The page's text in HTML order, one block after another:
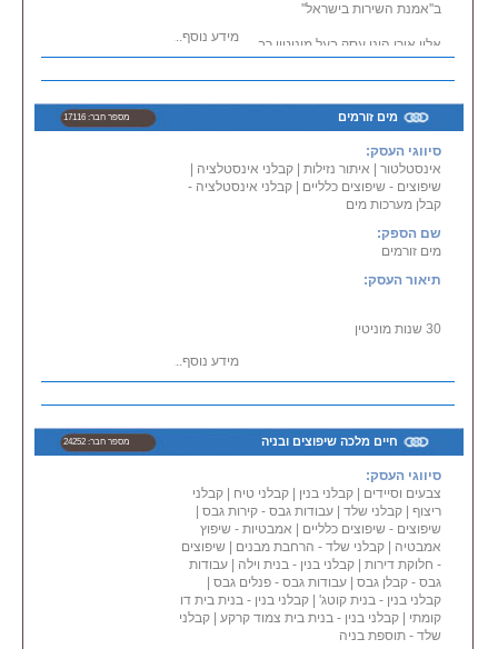
ב''אמנת השירות בישראל''
אלון אורן הינו עסק בעל מוניטין רב
שנים של שרות, איכות ומקצועיות
בענף האלומניום.
חשמליים ו ויטרינות זכוכית.
* * תחום פעילות נוסף: שיפוצים
כללים ועבודות גמר מא' עד ת'
שרות במרכז, בשפלה, בשרון, בעמק
חפר, בגבעת שמואל..
מידע נוסף...
מים זורמים מספר חבר: 17116
סיווגי העסק:
אינסטלטור| איתור נזילות| קבלני אינסטלציה
שיפוצים - שיפוצים כלליים
קבלני אינסטלציה -
קבלן מערכות מים
שם הספק:
מים זורמים
תיאור העסק:
30 שנות מוניטין
התמחות בביצוע:
צנרת חוץ, מים וביוב
• הקמת מערכות צנרת קומפלט
• כל סוגי תיקוני האינסטלציה
• שיפוצים כלליים במבנים
• עבודות קרמיקה
• עבודות גבס כולל גבס אומנותי
• עבודות חשמל
• עבודות צבע כולל צביעה אומנותית
• עיצוב פנים
אודות:
חברת מים זורמים בהנהלת מישל
מידע נוסף...
חיים מלכה שיפוצים ובניה מספר חבר: 24252
סיווגי העסק:
צבעים וסיידים
קבלני בנין קבלני טיח
קבלני
ריצוף| קבלני שלד| עבודות גבס - קירות גבס|
שיפוצים - שיפוצים כלליים
אמבטיות - שיפוץ
אמבטיה
קבלני שלד - הרחבת מבנים
שיפוצים
- חלוקת דירות| קבלני בנין - בנית וילה
עבודות
גבס - קבלן גבס| עבודות גבס - פנלים גבס|
קבלני בנין - בנית קוטג'| קבלני בנין - בנית בית דו
קומתי
קבלני בנין - בנית בית צמוד קרקע| קבלני
שלד - תוספת בניה